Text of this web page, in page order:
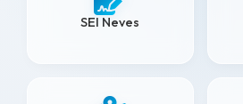
SEI Neves